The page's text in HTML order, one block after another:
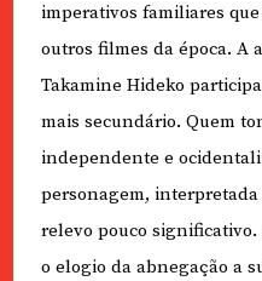
imperativos familiares
outros filmes da época. A
Takamine Hideko
mais secundário. Quem
independente e
personagem, interpretada
relevo pouco
o elogio da abnegação a